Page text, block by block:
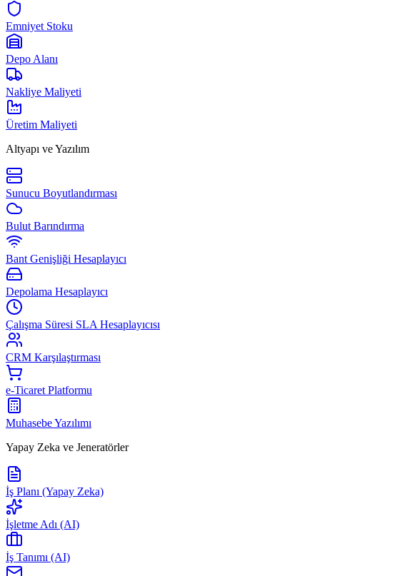
Emniyet Stoku
Depo Alanı
Nakliye Maliyeti
Üretim Maliyeti
Altyapı ve Yazılım
Sunucu Boyutlandırması
Bulut Barındırma
Bant Genişliği Hesaplayıcı
Depolama Hesaplayıcı
Çalışma Süresi SLA Hesaplayıcısı
CRM Karşılaştırması
e-Ticaret Platformu
Muhasebe Yazılımı
Yapay Zeka ve Jeneratörler
İş Planı (Yapay Zeka)
İşletme Adı (AI)
İş Tanımı (AI)